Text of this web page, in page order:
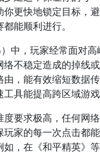
更快地锁定目标，
能顺利进行。
中，玩家经常面对
不稳定造成的掉线
，能有效缩短数据
具能提高跨区域游
要求极高，任何网
家的每一次点击都
，在《和平精英》